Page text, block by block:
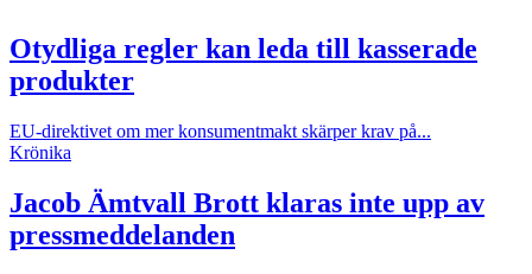
Otydliga regler kan leda till kasserade
produkter
EU-direktivet om mer konsumentmakt skärper krav på...
Krönika
Jacob Ämtvall Brott klaras inte upp av
pressmeddelanden